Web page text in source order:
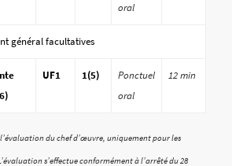
oral
général facultatives
UF1 1(5)
Ponctuel
oral
12 min
du chef d’œuvre, uniquement pour les
s’effectue conformément à l’arrêté du 28